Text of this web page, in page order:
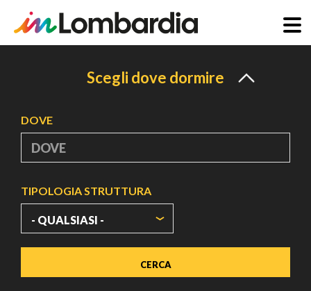
Scegli dove dormire
DOVE
TIPOLOGIA STRUTTURA